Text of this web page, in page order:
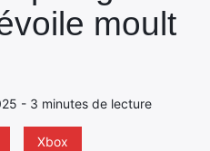
moult
- 3 minutes de lecture
Xbox